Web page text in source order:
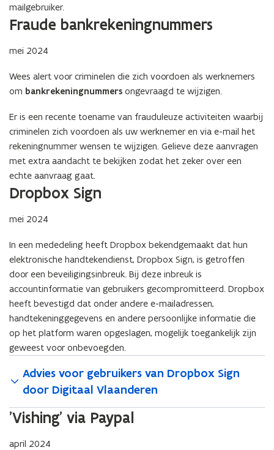
b
e
t
n
d
o
n
e
u
w
v
e
n
s
t
mailgebruiker.
Fraude bankrekeningnummers
mei 2024
Wees alert voor criminelen die zich voordoen als werknemers
om bankrekeningnummers ongevraagd te wijzigen.
Er is een recente toename van frauduleuze activiteiten waarbij
criminelen zich voordoen als uw werknemer en via e-mail het
rekeningnummer wensen te wijzigen. Gelieve deze aanvragen
met extra aandacht te bekijken zodat het zeker over een
echte aanvraag gaat.
Dropbox Sign
mei 2024
In een mededeling heeft Dropbox bekendgemaakt dat hun
elektronische handtekendienst, Dropbox Sign, is getroffen
door een beveiligingsinbreuk. Bij deze inbreuk is
accountinformatie van gebruikers gecompromitteerd. Dropbox
heeft bevestigd dat onder andere e-mailadressen,
handtekeninggegevens en andere persoonlijke informatie die
op het platform waren opgeslagen, mogelijk toegankelijk zijn
geweest voor onbevoegden.
Advies voor gebruikers van Dropbox Sign
door Digitaal Vlaanderen
'Vishing' via Paypal
april 2024